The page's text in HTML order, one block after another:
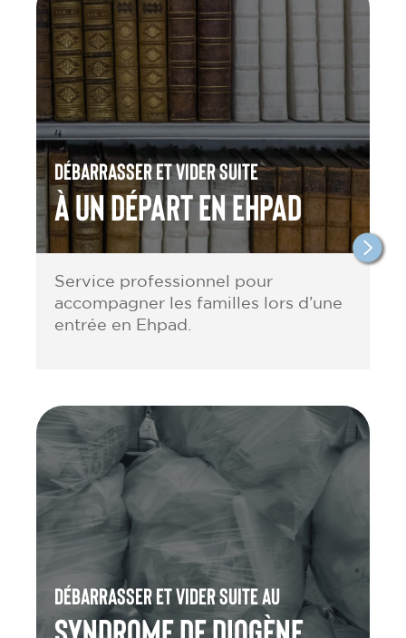
Débarrasser et vider suite
à un départ en Ehpad
Service professionnel pour
accompagner les familles lors d’une
entrée en Ehpad.
Débarrasser et vider suite au